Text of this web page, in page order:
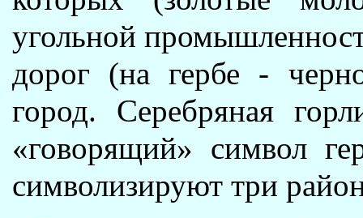
угольной
дорог (на гербе -
город. Серебряная
«говорящий» символ
символизируют три